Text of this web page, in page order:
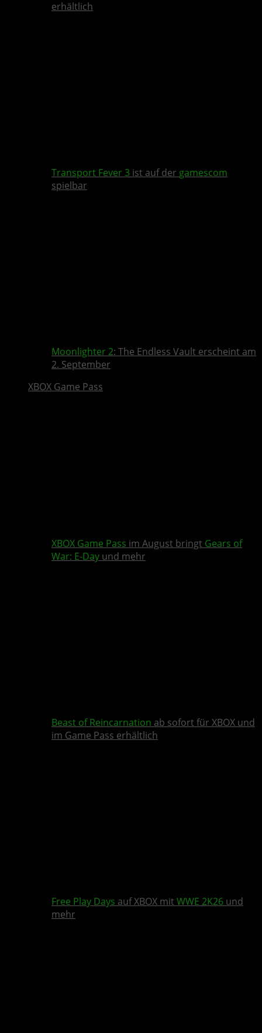
erhältlich
Transport Fever 3 ist auf der gamescom
spielbar
Moonlighter 2: The Endless Vault erscheint am
2. September
XBOX Game Pass
XBOX Game Pass im August bringt Gears of
War: E-Day und mehr
Beast of Reincarnation ab sofort für XBOX und
im Game Pass erhältlich
Free Play Days auf XBOX mit WWE 2K26 und
mehr